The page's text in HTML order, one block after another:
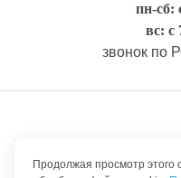
пн-сб:
вс: с
звонок по
Правовая
Продолжая просмотр этого